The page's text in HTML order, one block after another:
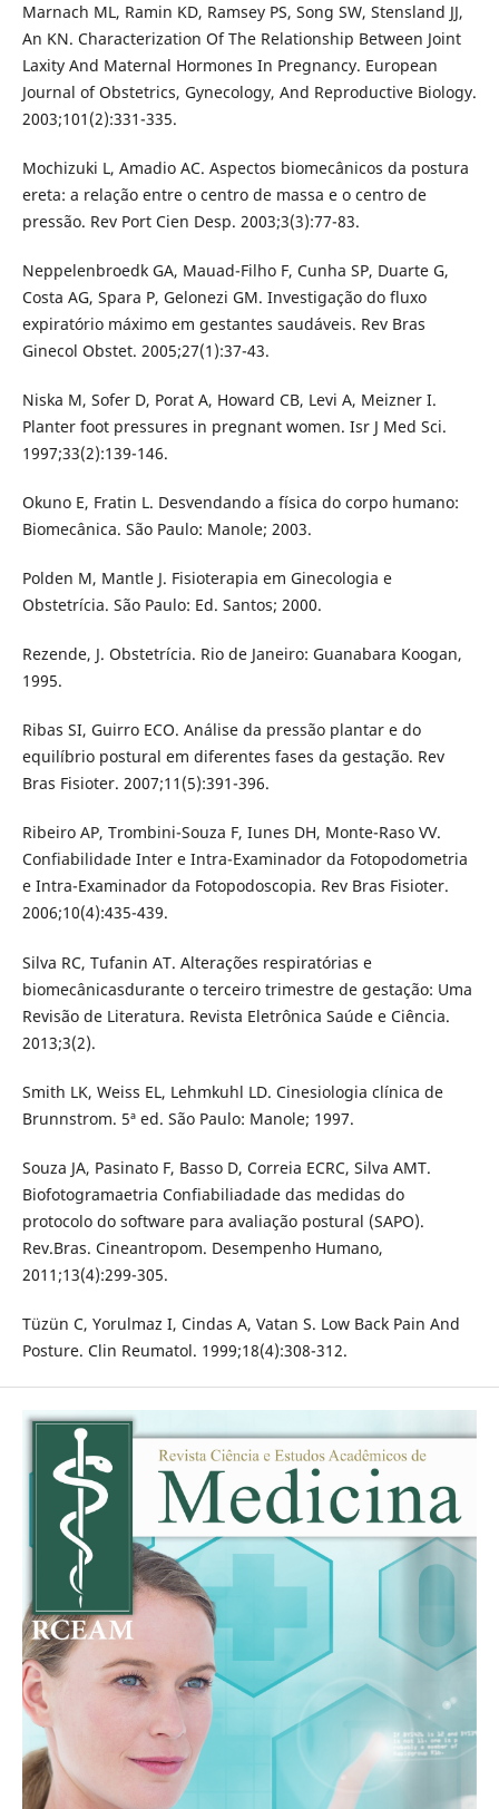
Marnach ML, Ramin KD, Ramsey PS, Song SW, Stensland JJ,
An KN. Characterization Of The Relationship Between Joint
Laxity And Maternal Hormones In Pregnancy. European
Journal of Obstetrics, Gynecology, And Reproductive Biology.
2003;101(2):331-335.
Mochizuki L, Amadio AC. Aspectos biomecânicos da postura
ereta: a relação entre o centro de massa e o centro de
pressão. Rev Port Cien Desp. 2003;3(3):77-83.
Neppelenbroedk GA, Mauad-Filho F, Cunha SP, Duarte G,
Costa AG, Spara P, Gelonezi GM. Investigação do fluxo
expiratório máximo em gestantes saudáveis. Rev Bras
Ginecol Obstet. 2005;27(1):37-43.
Niska M, Sofer D, Porat A, Howard CB, Levi A, Meizner I.
Planter foot pressures in pregnant women. Isr J Med Sci.
1997;33(2):139-146.
Okuno E, Fratin L. Desvendando a física do corpo humano:
Biomecânica. São Paulo: Manole; 2003.
Polden M, Mantle J. Fisioterapia em Ginecologia e
Obstetrícia. São Paulo: Ed. Santos; 2000.
Rezende, J. Obstetrícia. Rio de Janeiro: Guanabara Koogan,
1995.
Ribas SI, Guirro ECO. Análise da pressão plantar e do
equilíbrio postural em diferentes fases da gestação. Rev
Bras Fisioter. 2007;11(5):391-396.
Ribeiro AP, Trombini-Souza F, Iunes DH, Monte-Raso VV.
Confiabilidade Inter e Intra-Examinador da Fotopodometria
e Intra-Examinador da Fotopodoscopia. Rev Bras Fisioter.
2006;10(4):435-439.
Silva RC, Tufanin AT. Alterações respiratórias e
biomecânicasdurante o terceiro trimestre de gestação: Uma
Revisão de Literatura. Revista Eletrônica Saúde e Ciência.
2013;3(2).
Smith LK, Weiss EL, Lehmkuhl LD. Cinesiologia clínica de
Brunnstrom. 5ª ed. São Paulo: Manole; 1997.
Souza JA, Pasinato F, Basso D, Correia ECRC, Silva AMT.
Biofotogramaetria Confiabiliadade das medidas do
protocolo do software para avaliação postural (SAPO).
Rev.Bras. Cineantropom. Desempenho Humano,
2011;13(4):299-305.
Tüzün C, Yorulmaz I, Cindas A, Vatan S. Low Back Pain And
Posture. Clin Reumatol. 1999;18(4):308-312.